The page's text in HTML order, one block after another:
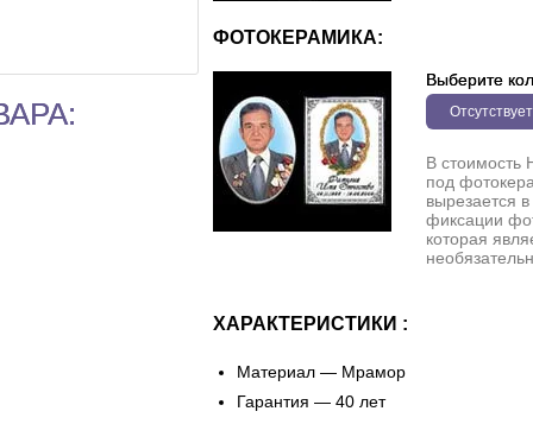
ФОТОКЕРАМИКА:
Выберите
Отсутствует
В стоимость
под
вырезается
фиксации
которая
ХАРАКТЕРИСТИКИ :
Материал — Мрамор
Гарантия — 40 лет